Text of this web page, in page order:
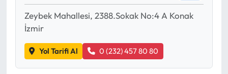
Zeybek Mahallesi, 2388.Sokak No:4 A Konak
İzmir
Yol Tarifi Al 0 (232) 457 80 80